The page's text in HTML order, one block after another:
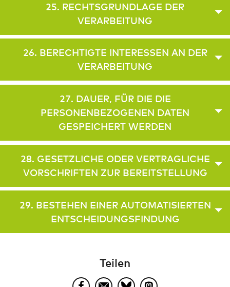
25. RECHTSGRUNDLAGE DER
VERARBEITUNG
26. BERECHTIGTE INTERESSEN AN DER
VERARBEITUNG
27. DAUER, FÜR DIE DIE
PERSONENBEZOGENEN DATEN
GESPEICHERT WERDEN
28. GESETZLICHE ODER VERTRAGLICHE
VORSCHRIFTEN ZUR BEREITSTELLUNG
29. BESTEHEN EINER AUTOMATISIERTEN
ENTSCHEIDUNGSFINDUNG
Teilen